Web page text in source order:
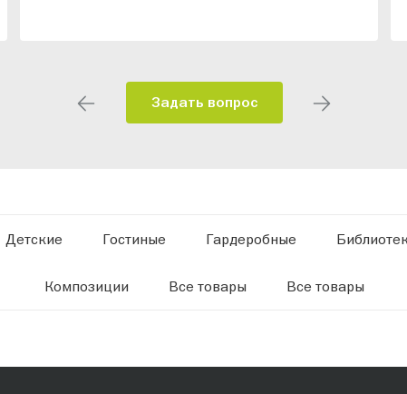
Задать вопрос
Детские Гостиные Гардеробные
Композиции Все товары Все товары